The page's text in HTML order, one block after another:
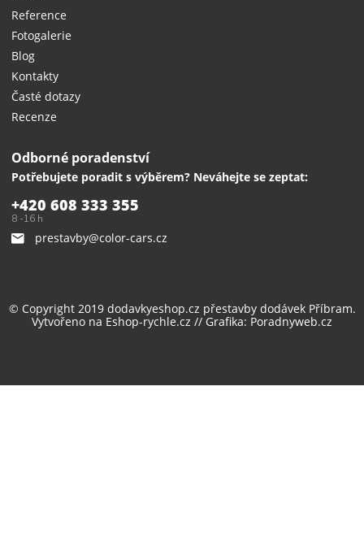
Reference
Fotogalerie
Blog
Kontakty
Časté dotazy
Recenze
Odborné poradenství
Potřebujete poradit s výběrem? Neváhejte se zeptat:
+420 608 333 355
8 -16 h
prestavby@color-cars.cz
© Copyright 2019 dodavkyeshop.cz přestavby dodávekPříbram.
Vytvořeno na Eshop-rychle.cz // Grafika: Poradnyweb.cz